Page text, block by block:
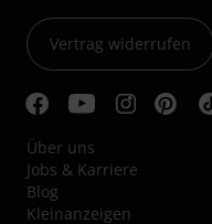
Vertrag widerrufen
Über uns
Jobs & Karriere
Blog
Kleinanzeigen